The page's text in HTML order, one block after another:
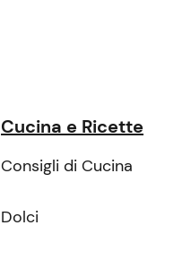
Cucina e Ricette
Consigli di Cucina
Dolci